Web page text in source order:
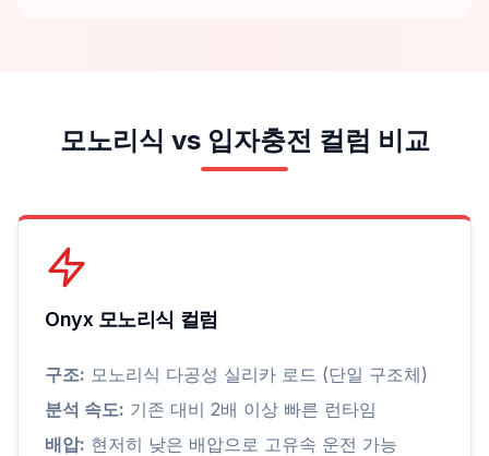
모노리식 vs 입자충전 컬럼 비교
Onyx 모노리식 컬럼
구조: 모노리식 다공성 실리카 로드 (단일 구조체)
분석 속도: 기존 대비 2배 이상 빠른 런타임
배압: 현저히 낮은 배압으로 고유속 운전 가능